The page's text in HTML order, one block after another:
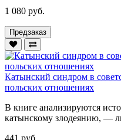
1 080 руб.
Предзаказ
Катынский синдром в
польских отношениях
В книге анализируются
катынскому злодеянию, —
441 руб.